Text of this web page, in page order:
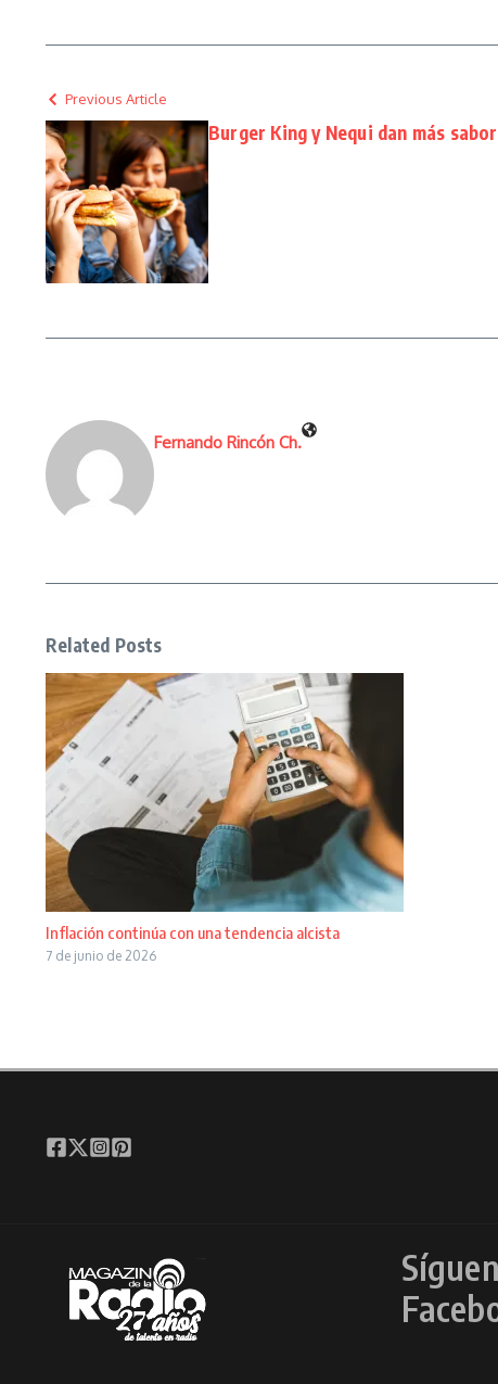
Previous Article
Burger King y Nequi dan más
Fernando Rincón Ch.
Related Posts
Inflación continúa con una tendencia alcista
7 de junio de 2026